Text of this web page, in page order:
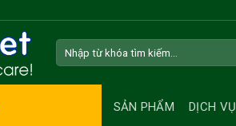
SẢN PHẨM DỊCH VỤ